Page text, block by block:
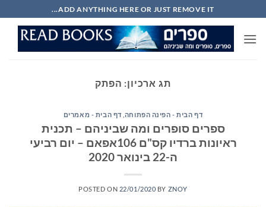
to
content
ADD ANYTHING HERE OR JUST REMOVE IT...
תג ארכיון: הפתק
דף הבית - הפינה הפתוחה דף הבית - מאמרים
ספרים סופרים ומה שביניהם – תכנית
ראיונות ברדיו קס"ם 106אפאם – יום רביעי
ה-22 בינואר 2020
POSTED ON 22/01/2020 BY ZNOY